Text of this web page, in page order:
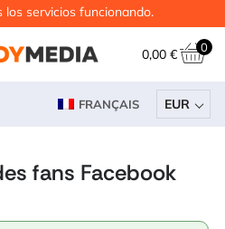
los servicios funcionando.
0,00 € 0
FRANÇAIS EUR
fans Facebook